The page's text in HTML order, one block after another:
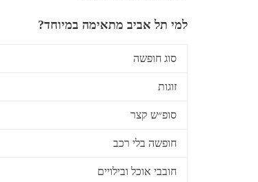
למי תל אביב מתאימה במיוחד?
סוג חופשה
זוגות
סופ״ש קצר
חופשה בלי רכב
חובבי אוכל ובילויים